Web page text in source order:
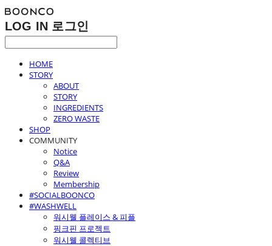
LOG IN 로그인
HOME
STORY
ABOUT
STORY
INGREDIENTS
ZERO WASTE
SHOP
COMMUNITY
Notice
Q&A
Review
Membership
#SOCIALBOONCO
#WASHWELL
워시웰 플레이스 & 피플
핑크핀 프로젝트
워시웰 콜렉티브